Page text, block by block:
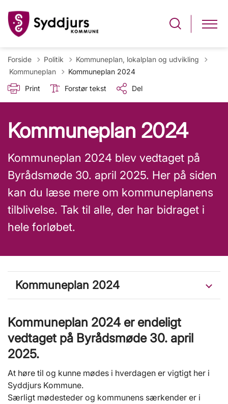
Forside Politik
Kommuneplan, lokalplan og udvikling
Tilbage til
Kommuneplan
Kommuneplan 2024
Print
Forstør tekst Del
Kommuneplan 2024
Kommuneplan 2024 blev vedtaget på
Byrådsmøde 30. april 2025. Her på siden
kan du læse mere om kommuneplanens
tilblivelse. Tak til alle, der har bidraget i
hele forløbet.
Kommuneplan 2024
Kommuneplan 2024 er endeligt
vedtaget på Byrådsmøde 30. april
2025.
At høre til og kunne mødes i hverdagen er vigtigt her i
Syddjurs Kommune.
Særligt mødesteder og kommunens særkender er i